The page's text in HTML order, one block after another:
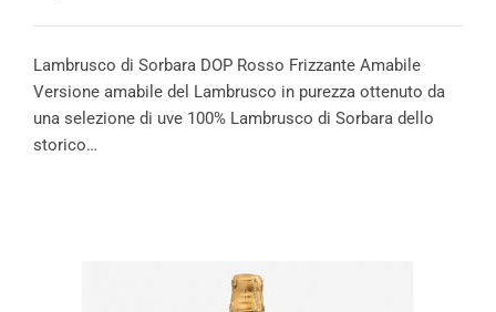
Lambrusco di Sorbara DOP Rosso Frizzante Amabile
Versione amabile del Lambrusco in purezza ottenuto da
una selezione di uve 100% Lambrusco di Sorbara dello
storico…